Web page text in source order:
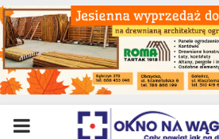
PRIMARY